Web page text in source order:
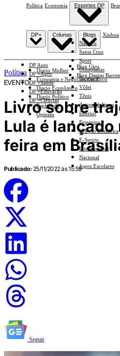
Política Economia Esportes DP
Náutico
Santa Cruz
Sport
Olimpíadas
Basquete
Vôlei
Tênis
Automobilismo
Interior
Feminino
Seleção Brasileira
E-Sports
Internacional
Nacional
Jogos Escolares
DP+
DP Auto
DP +Agro
DP +Saúde
DP +Educação
DP +Ciências
Colunas
Diario Mulher
Economia e Negócios Em Foco
Diario Econômico
Diario Político
Esplanada
Opinião
Blogs
Blog Giro
Blog Dantas
Xinhua
Política
EVENTO
Livro sobre
Lula é
feira em
Publicado: 25/11/2022 às 15:59
Seguir